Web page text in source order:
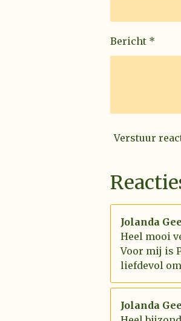
Bericht *
Verstuur
Jolanda
Heel mooi
Voor mij is
liefdevol
Jolanda